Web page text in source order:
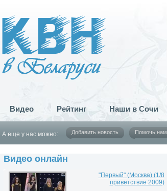
Видео Рейтинг Наши в Сочи
А еще у нас можно: Добавить новость Помочь нам
Видео онлайн
"Первый" (Москва) (1/8
приветствие 2009)